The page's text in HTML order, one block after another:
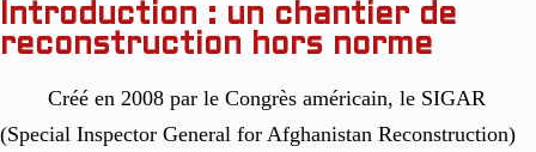
Introduction : un chantier de
reconstruction hors norme
Créé en 2008 par le Congrès américain, le SIGAR
(Special Inspector General for Afghanistan Reconstruction)